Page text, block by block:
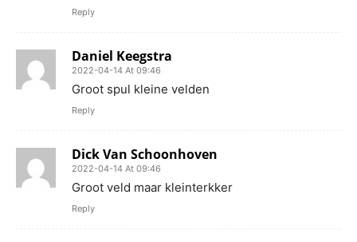
Reply
Daniel Keegstra
2022-04-14 At 09:46
Groot spul kleine velden
Reply
Dick Van Schoonhoven
2022-04-14 At 09:46
Groot veld maar kleinterkker
Reply